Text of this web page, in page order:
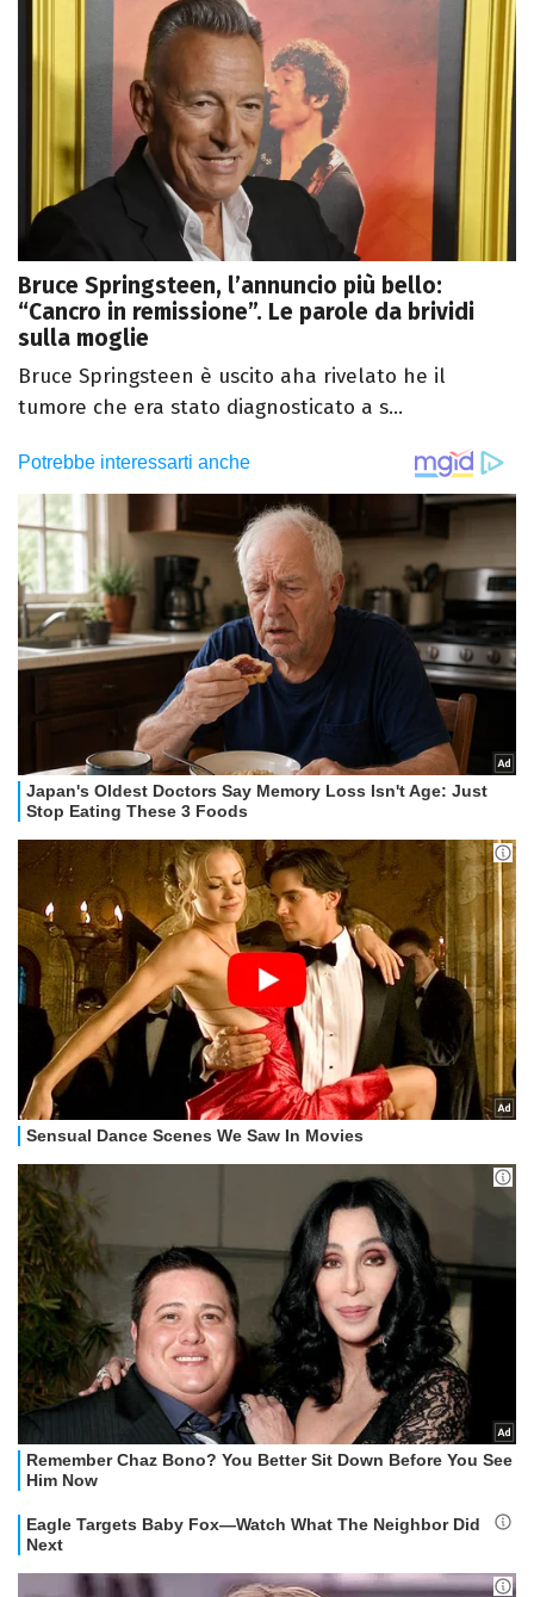
Bruce Springsteen, l’annuncio più bello:
“Cancro in remissione”. Le parole da brividi
sulla moglie
Bruce Springsteen è uscito aha rivelato he il
tumore che era stato diagnosticato a s...